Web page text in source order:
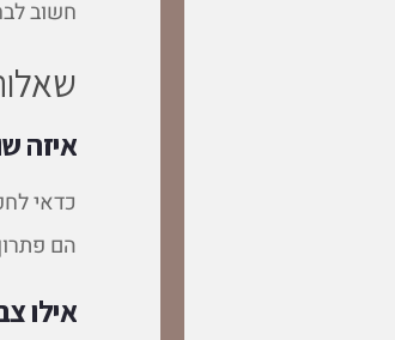
חשוב
איזה
כדאי
הם
אילו